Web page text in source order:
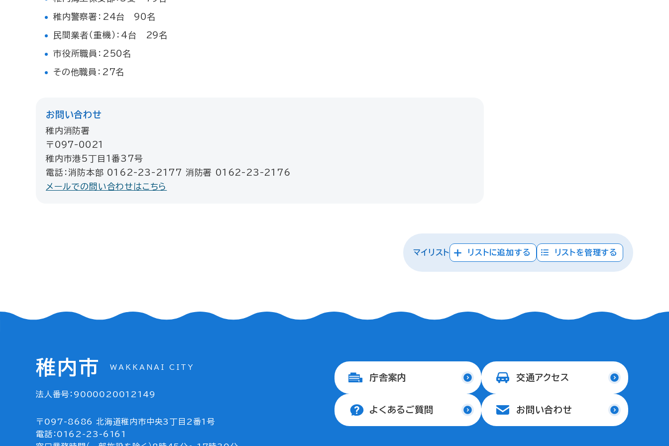
稚内警察署：24台 90名
民間業者（重機）：4台 29名
市役所職員：250名
その他職員：27名
お問い合わせ
稚内消防署
〒097-0021
稚内市港5丁目1番37号
電話：消防本部 0162-23-2177 消防署 0162-23-2176
メールでの問い合わせはこちら
マイリスト リストに追加する リストを管理する
稚内市 WAKKANAI CITY
法人番号：9000020012149
〒097-8686 北海道稚内市中央3丁目2番1号
電話：0162-23-6161
庁舎案内 交通アクセス
よくあるご質問 お問い合わせ